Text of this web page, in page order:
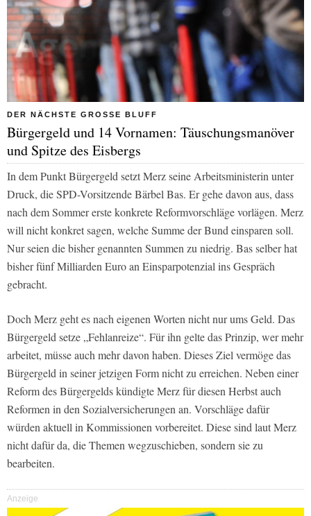
DER NÄCHSTE GROSSE BLUFF
Bürgergeld und 14 Vornamen: Täuschungsmanöver
und Spitze des Eisbergs
In dem Punkt Bürgergeld setzt Merz seine Arbeitsministerin unter
Druck, die SPD-Vorsitzende Bärbel Bas. Er gehe davon aus, dass
nach dem Sommer erste konkrete Reformvorschläge vorlägen. Merz
will nicht konkret sagen, welche Summe der Bund einsparen soll.
Nur seien die bisher genannten Summen zu niedrig. Bas selber hat
bisher fünf Milliarden Euro an Einsparpotenzial ins Gespräch
gebracht.
Doch Merz geht es nach eigenen Worten nicht nur ums Geld. Das
Bürgergeld setze „Fehlanreize“. Für ihn gelte das Prinzip, wer mehr
arbeitet, müsse auch mehr davon haben. Dieses Ziel vermöge das
Bürgergeld in seiner jetzigen Form nicht zu erreichen. Neben einer
Reform des Bürgergelds kündigte Merz für diesen Herbst auch
Reformen in den Sozialversicherungen an. Vorschläge dafür
würden aktuell in Kommissionen vorbereitet. Diese sind laut Merz
nicht dafür da, die Themen wegzuschieben, sondern sie zu
bearbeiten.
Anzeige